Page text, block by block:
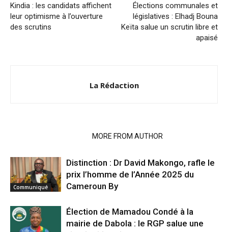
Kindia : les candidats affichent
leur optimisme à l’ouverture
des scrutins
Élections communales et
législatives : Elhadj Bouna
Keïta salue un scrutin libre et
apaisé
La Rédaction
MORE FROM AUTHOR
Communiqué
Distinction : Dr David Makongo, rafle le
prix l’homme de l’Année 2025 du
Cameroun By
Élection de Mamadou Condé à la
mairie de Dabola : le RGP salue une